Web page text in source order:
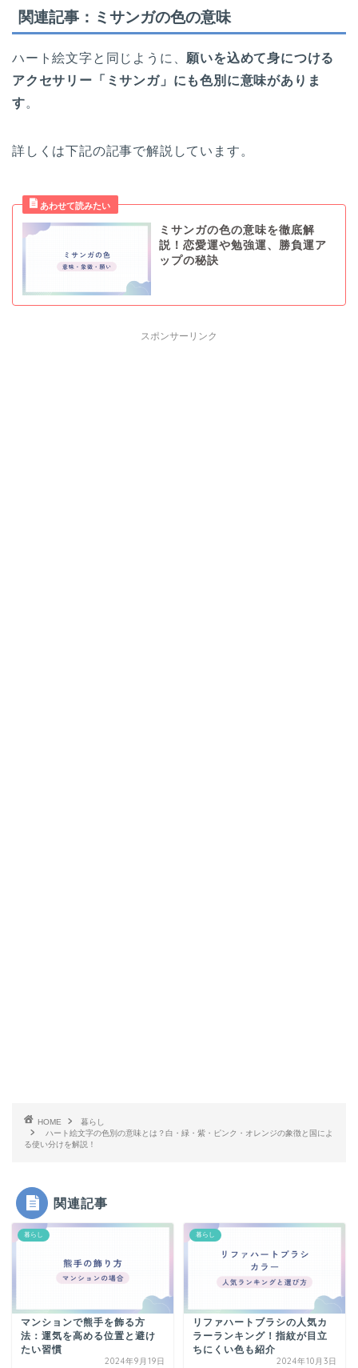
関連記事：ミサンガの色の意味
ハート絵文字と同じように、 願いを込めて身につける
アクセサリー「ミサンガ」にも色別に意味がありま
す。
詳しくは下記の記事で解説しています。
ミサンガの色の意味を徹底解
説！恋愛運や勉強運、勝負運ア
ップの秘訣
スポンサーリンク
HOME
暮らし
ハート絵文字の色別の意味とは？白・緑・紫・ピンク・オレンジの象徴と国によ
る使い分けを解説！
関連記事
暮らし
マンションで熊手を飾る方
法：運気を高める位置と避け
たい習慣
2024年9月19日
暮らし
リファハートブラシの人気カ
ラーランキング！指紋が目立
ちにくい色も紹介
2024年10月3日